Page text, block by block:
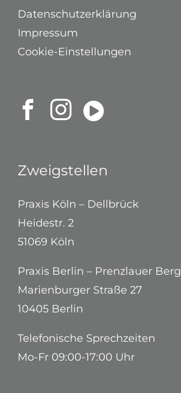
Datenschutzerklärung
Impressum
Cookie-Einstellungen
Zweigstellen
Praxis Köln – Dellbrück
Heidestr. 2
51069 Köln
Praxis Berlin – Prenzlauer Berg
Marienburger Straße 27
10405 Berlin
Telefonische Sprechzeiten
Mo-Fr 09:00-17:00 Uhr